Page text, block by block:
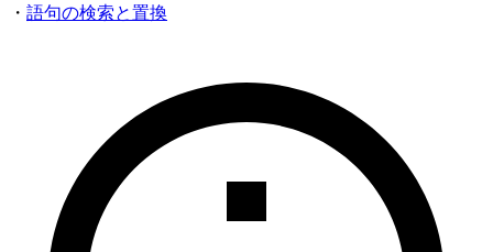
・ 語句の検索と置換